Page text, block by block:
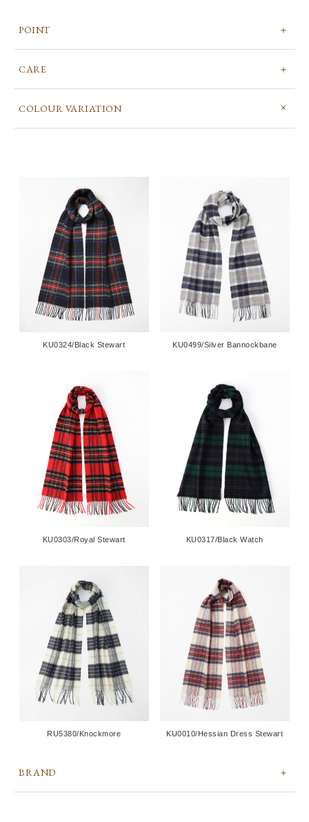
POINT
CARE
COLOUR VARIATION
KU0324/Black Stewart KU0499/Silver Bannockbane
KU0303/Royal Stewart KU0317/Black Watch
RU5380/Knockmore KU0010/Hessian Dress Stewart
BRAND